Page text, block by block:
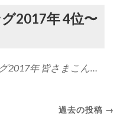
2017年 4位〜
2017年 皆さまこん…
過去の投稿 →